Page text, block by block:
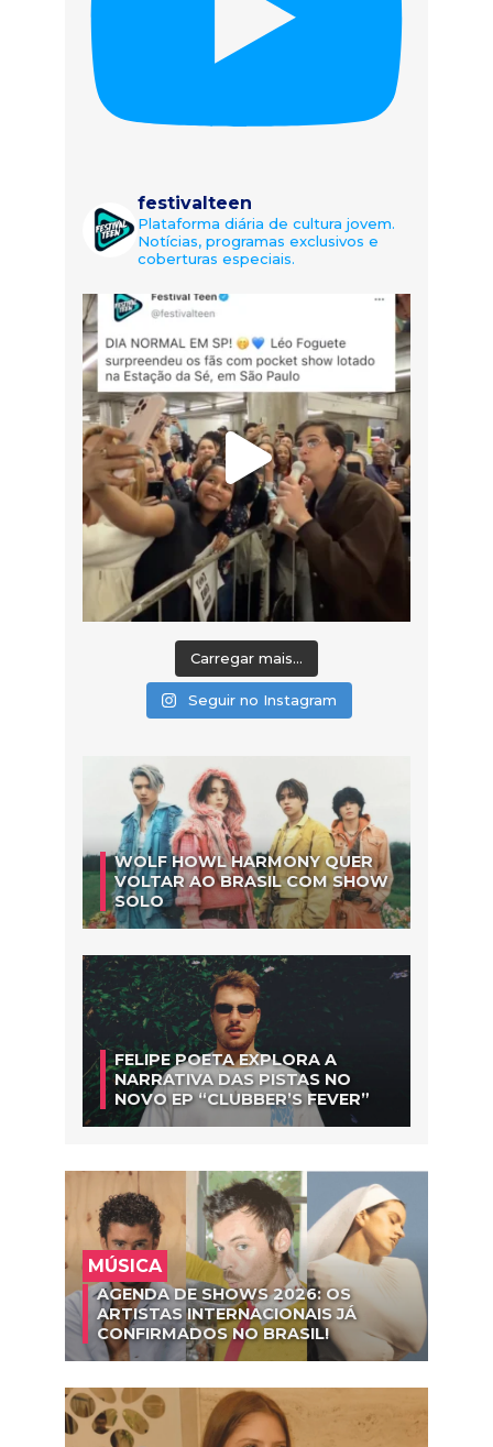
festivalteen
Plataforma diária de cultura jovem.
Notícias, programas exclusivos e
coberturas especiais.
Carregar mais...
Seguir no Instagram
WOLF HOWL HARMONY QUER
VOLTAR AO BRASIL COM SHOW
SOLO
FELIPE POETA EXPLORA A
NARRATIVA DAS PISTAS NO
NOVO EP “CLUBBER’S FEVER”
MÚSICA
AGENDA DE SHOWS 2026: OS
ARTISTAS INTERNACIONAIS JÁ
CONFIRMADOS NO BRASIL!